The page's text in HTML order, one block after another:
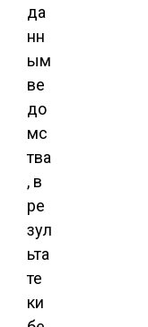
да
нн
ым
ве
до
мс
тва
, в
ре
зул
ьта
те
ки